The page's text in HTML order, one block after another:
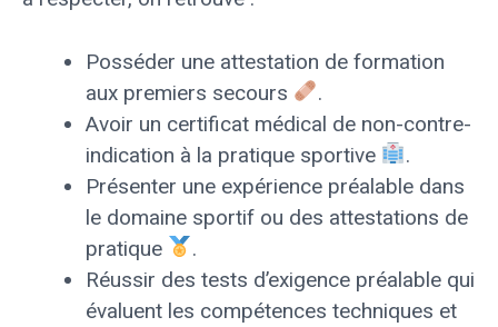
Posséder une attestation de formation
aux premiers secours
.
Avoir un certificat médical de non-contre-
indication à la pratique sportive
.
Présenter une expérience préalable dans
le domaine sportif ou des attestations de
pratique
.
Réussir des tests d’exigence préalable qui
évaluent les compétences techniques et